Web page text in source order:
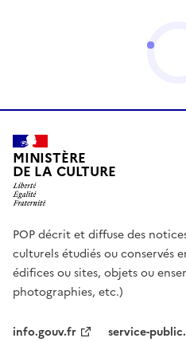
MINISTÈRE
DE LA CULTURE
POP décrit et diffuse des
culturels étudiés ou conservés
édifices ou sites, objets ou
photographies, etc.)
info.gouv.fr
service-